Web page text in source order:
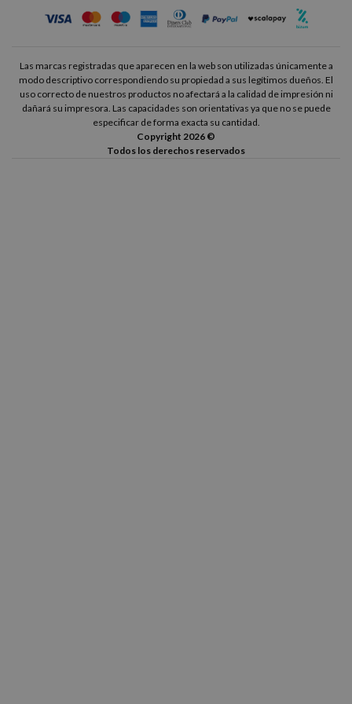
son unos de los más cómodos y prácticos que hay en el
los ajustas al completo. No necesitarás nada más, con el forro
de libros adhesivo es suficiente.Eso sí, ¡ten cuidado de no
dejar burbujas!
Las marcas registradas que aparecen en la web son utilizadas únicamente a
modo descriptivo correspondiendo su propiedad a sus legítimos dueños. El
uso correcto de nuestros productos no afectará a la calidad de impresión ni
dañará su impresora. Las capacidades son orientativas ya que no se puede
especificar de forma exacta su cantidad.
Copyright 2026 ©
Todos los derechos reservados